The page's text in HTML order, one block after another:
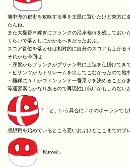
地中海の都市を攻略する事を主眼に置いたけど東方に
たんね。
また大提督Ｐ稼ぎにフランクの沿岸都市を残しておい
くらいで落としにかかるべきだったおぶ。
スコア首位を落とせば相対的に自分のスコアも上がる
それから今回は
・序盤からフランクがブリテン島に上陸を仕掛けてき
・ビザンツがカドリレームを出してこなかったので地
・極稀にＡＩがヴィンランド一番乗りを決めることが
等運要素もかなりあるので再現性は低いかもしれない
「…と、いう具合にアホのポーランでも
感想戦を始めているところ悪いおぶけどここまでのプ
「Kurwa!」